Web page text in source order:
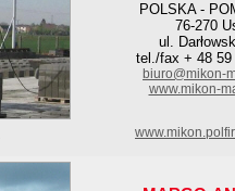
POLSKA -
76-270
ul.
tel./fax + 48 59
biuro@mikon-
www.mikon-